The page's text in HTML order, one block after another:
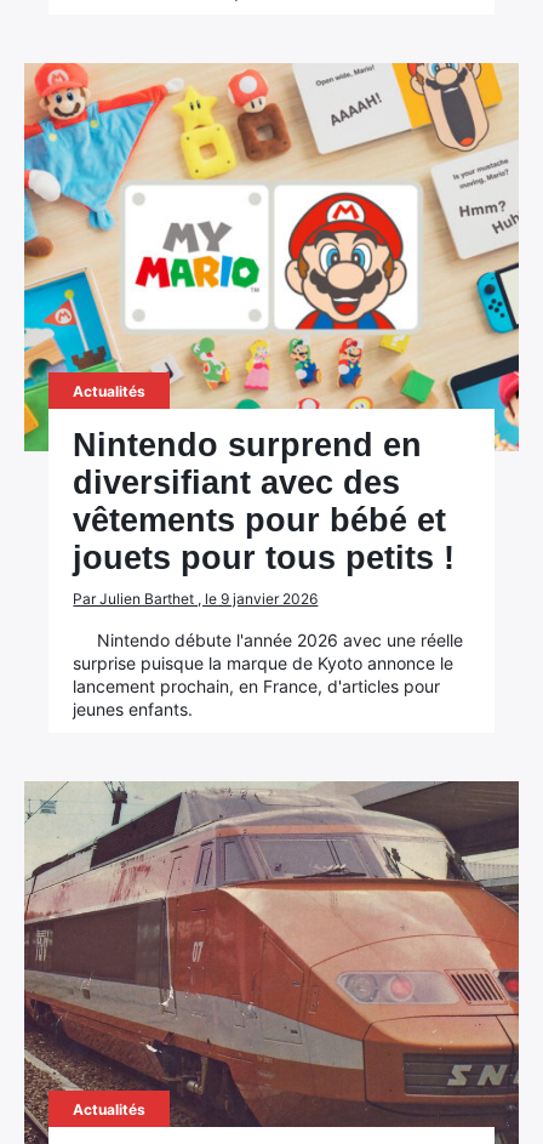
Actualités
Nintendo surprend en
diversifiant avec des
vêtements pour bébé et
jouets pour tous petits !
Par Julien Barthet , le 9 janvier 2026
Nintendo débute l'année 2026 avec une réelle
surprise puisque la marque de Kyoto annonce le
lancement prochain, en France, d'articles pour
jeunes enfants.
Actualités
×
Rechercher
: